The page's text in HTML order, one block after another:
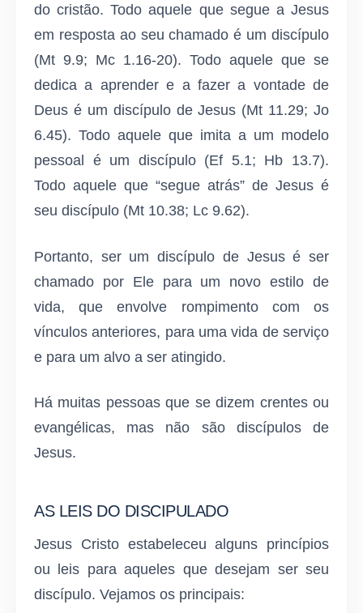
do cristão. Todo aquele que segue a Jesus
em resposta ao seu chamado é um discípulo
(Mt 9.9; Mc 1.16-20). Todo aquele que se
dedica a aprender e a fazer a vontade de
Deus é um discípulo de Jesus (Mt 11.29; Jo
6.45). Todo aquele que imita a um modelo
pessoal é um discípulo (Ef 5.1; Hb 13.7).
Todo aquele que “segue atrás” de Jesus é
seu discípulo (Mt 10.38; Lc 9.62).
Portanto, ser um discípulo de Jesus é ser
chamado por Ele para um novo estilo de
vida, que envolve rompimento com os
vínculos anteriores, para uma vida de serviço
e para um alvo a ser atingido.
Há muitas pessoas que se dizem crentes ou
evangélicas, mas não são discípulos de
Jesus.
AS LEIS DO DISCIPULADO
Jesus Cristo estabeleceu alguns princípios
ou leis para aqueles que desejam ser seu
discípulo. Vejamos os principais: